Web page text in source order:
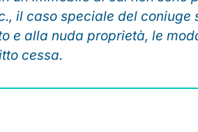
il caso speciale del coniuge
e alla nuda proprietà, le
cessa.